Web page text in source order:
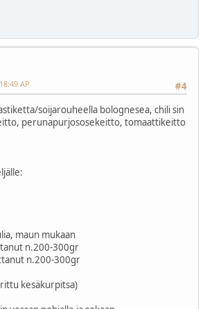
#4
AP
soijarouheella bolognesea, chili sin
perunapurjososekeitto, tomaattikeitto
maun mukaan
n.200-300gr
n.200-300gr
kesäkurpitsa)